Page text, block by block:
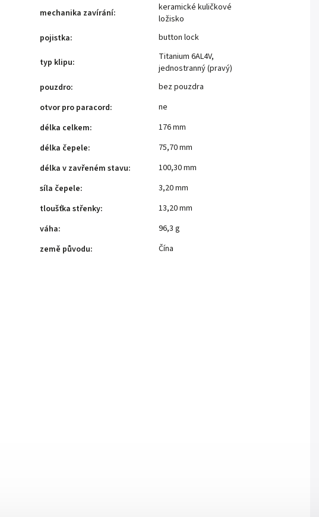
mechanika zavírání:
keramické kuličkové
ložisko
pojistka: button lock
typ klipu:
Titanium 6AL4V,
jednostranný (pravý)
pouzdro:
bez pouzdra
otvor pro paracord:
ne
délka celkem:
176 mm
délka čepele:
75,70 mm
délka v zavřeném stavu:
100,30 mm
síla čepele:
3,20 mm
tloušťka střenky:
13,20 mm
váha:
96,3 g
země původu: Čína